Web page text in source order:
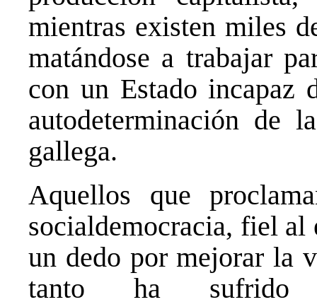
mientras existen miles
matándose a trabajar
con un Estado incapaz
autodeterminación de
gallega.
Aquellos que
socialdemocracia, fiel al
un dedo por mejorar la
tanto ha sufrido